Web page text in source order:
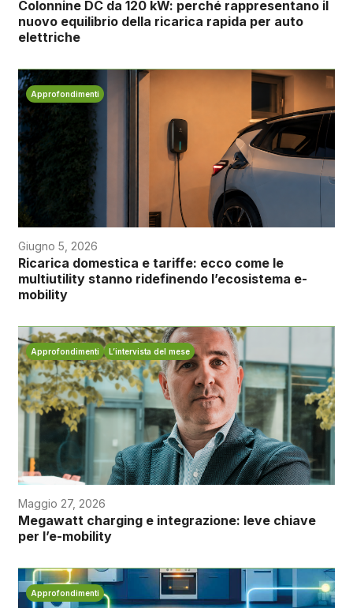
Colonnine DC da 120 kW: perché rappresentano il
nuovo equilibrio della ricarica rapida per auto
elettriche
Approfondimenti
Giugno 5, 2026
Ricarica domestica e tariffe: ecco come le
multiutility stanno ridefinendo l’ecosistema e-
mobility
Approfondimenti L’intervista del mese
Maggio 27, 2026
Megawatt charging e integrazione: leve chiave
per l’e-mobility
Approfondimenti